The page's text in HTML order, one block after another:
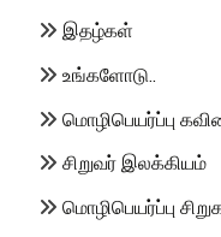
இதழ்கள்
உங்களோடு..
மொழிபெயர்ப்பு
சிறுவர் இலக்கியம்
மொழிபெயர்ப்பு